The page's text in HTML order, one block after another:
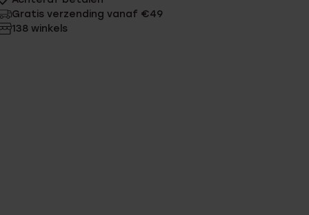
Gratis verzending vanaf €49
138 winkels